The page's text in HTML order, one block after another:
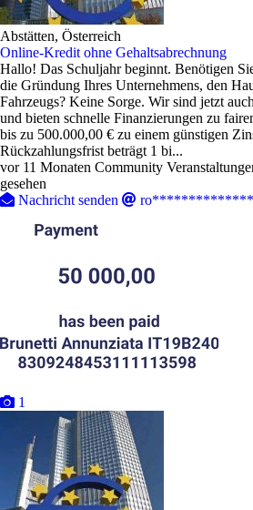
Abstätten, Österreich
Online-Kredit ohne Gehaltsabrechnung
Hallo! Das Schuljahr beginnt. Benötigen
die Gründung Ihres Unternehmens, den
Fahrzeugs? Keine Sorge. Wir sind jetzt
und bieten schnelle Finanzierungen zu
bis zu 500.000,00 € zu einem günstigen
Rückzahlungsfrist beträgt 1 bi...
vor 11 Monaten Community
gesehen
Nachricht senden
1